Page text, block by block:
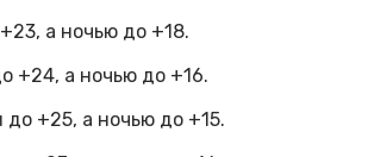
а ночью до +18.
+24, а ночью до +16.
+25, а ночью до +15.